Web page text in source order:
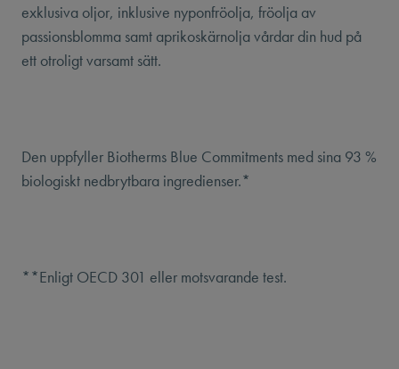
exklusiva oljor, inklusive nyponfröolja, fröolja av
passionsblomma samt aprikoskärnolja vårdar din hud på
ett otroligt varsamt sätt.
Den uppfyller Biotherms Blue Commitments med sina 93 %
biologiskt nedbrytbara ingredienser.*
**Enligt OECD 301 eller motsvarande test.